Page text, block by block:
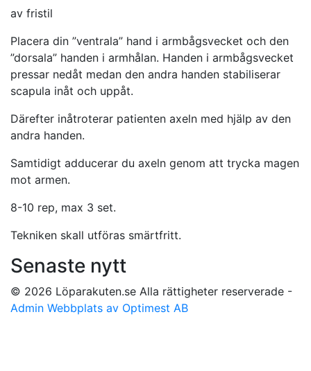
av fristil
Placera din ”ventrala” hand i armbågsvecket och den
”dorsala” handen i armhålan. Handen i armbågsvecket
pressar nedåt medan den andra handen stabiliserar
scapula inåt och uppåt.
Därefter inåtroterar patienten axeln med hjälp av den
andra handen.
Samtidigt adducerar du axeln genom att trycka magen
mot armen.
8-10 rep, max 3 set.
Tekniken skall utföras smärtfritt.
Senaste nytt
© 2026 Löparakuten.se Alla rättigheter reserverade -
Admin Webbplats av Optimest AB